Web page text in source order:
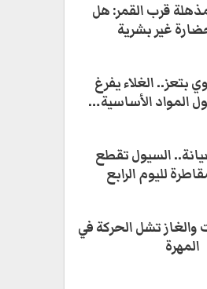
قرب القمر: هل
غير بشرية
بتعز.. الغلاء يفرغ
المواد الأساسية…
السيول تقطع
لليوم الرابع
والغاز تشل الحركة في
المهرة ​